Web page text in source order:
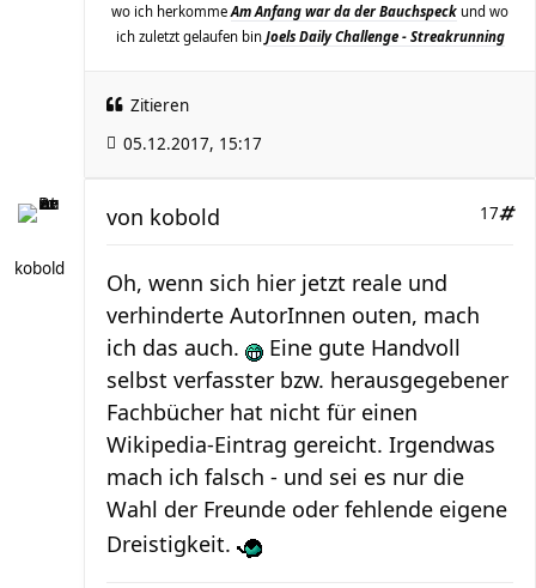
wo ich herkomme Am Anfang war da der Bauchspeck und wo
ich zuletzt gelaufen bin Joels Daily Challenge - Streakrunning
Zitieren
05.12.2017, 15:17
kobold
17
von kobold
Oh, wenn sich hier jetzt reale und
verhinderte AutorInnen outen, mach
ich das auch.
Eine gute Handvoll
selbst verfasster bzw. herausgegebener
Fachbücher hat nicht für einen
Wikipedia-Eintrag gereicht. Irgendwas
mach ich falsch - und sei es nur die
Wahl der Freunde oder fehlende eigene
Dreistigkeit.